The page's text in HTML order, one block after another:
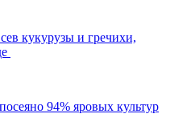
кукурузы и гречихи,
94% яровых культур